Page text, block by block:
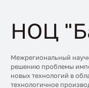
НОЦ
Межрегиональный
решению проблемы
новых технологий в
технологичное